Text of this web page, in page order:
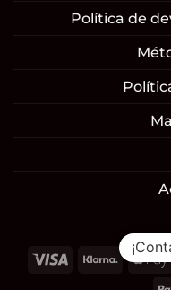
Política de
Visa Klarna